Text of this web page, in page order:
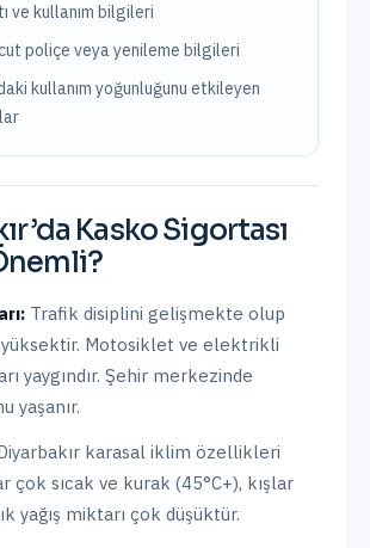
ve kullanım bilgileri
poliçe veya yenileme bilgileri
kullanım yoğunluğunu etkileyen
’da Kasko Sigortası
Trafik disiplini gelişmekte olup
yüksektir. Motosiklet ve elektrikli
yaygındır. Şehir merkezinde
yaşanır.
karasal iklim özellikleri
çok sıcak ve kurak (45°C+), kışlar
yağış miktarı çok düşüktür.